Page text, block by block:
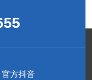
官方抖音